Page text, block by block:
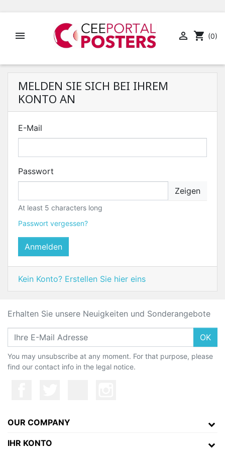
  shopping_cart (0)
MELDEN SIE SICH BEI IHREM
KONTO AN
E-Mail
Passwort
Zeigen
At least 5 characters long
Passwort vergessen?
Anmelden
Kein Konto? Erstellen Sie hier eins
Erhalten Sie unsere Neuigkeiten und Sonderangebote
OK
You may unsubscribe at any moment. For that purpose, please
find our contact info in the legal notice.
OUR COMPANY
IHR KONTO